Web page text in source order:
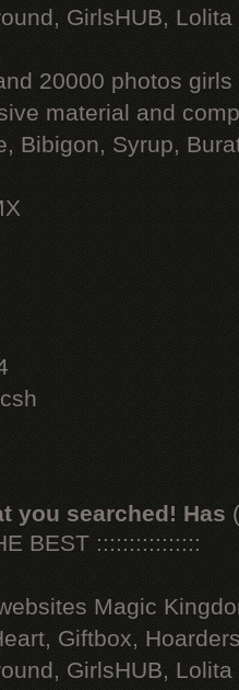
GirlsHUB, Lolita
20000 photos
material and
Bibigon, Syrup,
you searched! Has
BEST ::::::::::::::::
Magic
Giftbox,
GirlsHUB, Lolita